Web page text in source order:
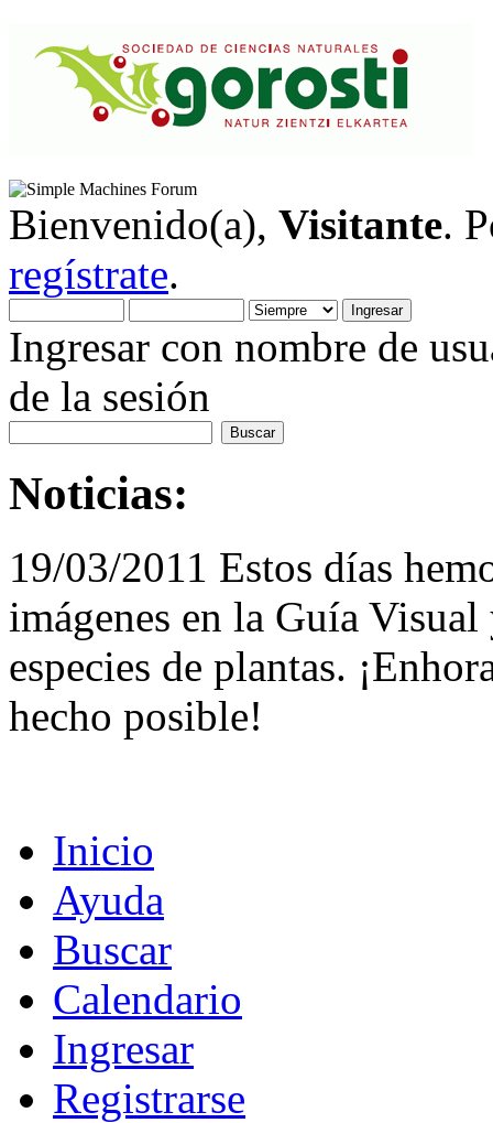
Bienvenido(a), Visitante.
regístrate.
Ingresar con nombre de
de la sesión
Noticias:
19/03/2011 Estos días
imágenes en la Guía
especies de plantas.
hecho posible!
Inicio
Ayuda
Buscar
Calendario
Ingresar
Registrarse